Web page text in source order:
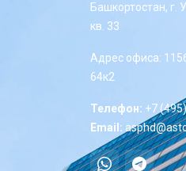
Башкортостан, г.
кв. 33
Адрес офиса:
64к2
Телефон: +7
Email: